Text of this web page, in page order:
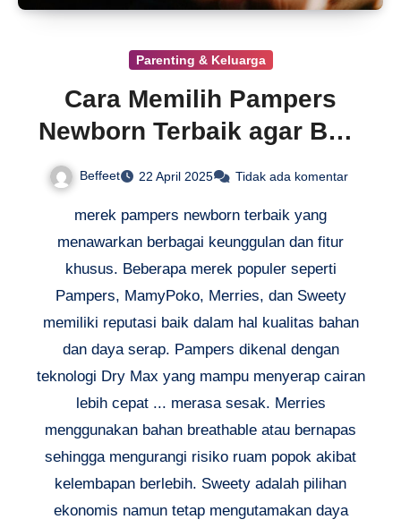
Parenting & Keluarga
Cara Memilih Pampers
Newborn Terbaik agar Bayi
Selalu Nyaman
Beffeet 22 April 2025 Tidak ada komentar
merek pampers newborn terbaik yang
menawarkan berbagai keunggulan dan fitur
khusus. Beberapa merek populer seperti
Pampers, MamyPoko, Merries, dan Sweety
memiliki reputasi baik dalam hal kualitas bahan
dan daya serap. Pampers dikenal dengan
teknologi Dry Max yang mampu menyerap cairan
lebih cepat ... merasa sesak. Merries
menggunakan bahan breathable atau bernapas
sehingga mengurangi risiko ruam popok akibat
kelembapan berlebih. Sweety adalah pilihan
ekonomis namun tetap mengutamakan daya